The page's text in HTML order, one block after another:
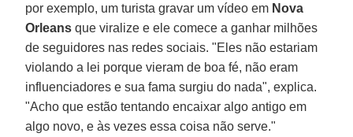
por exemplo, um turista gravar um vídeo em Nova
Orleans que viralize e ele comece a ganhar milhões
de seguidores nas redes sociais. "Eles não estariam
violando a lei porque vieram de boa fé, não eram
influenciadores e sua fama surgiu do nada", explica.
"Acho que estão tentando encaixar algo antigo em
algo novo, e às vezes essa coisa não serve."